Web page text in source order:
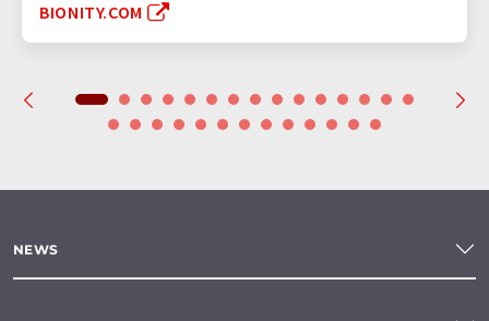
BIONITY.COM
NEWS